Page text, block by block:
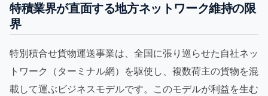
特積業界が直面する地方ネットワーク維持の限
界
特別積合せ貨物運送事業は、全国に張り巡らせた自社ネッ
トワーク（ターミナル網）を駆使し、複数荷主の貨物を混
載して運ぶビジネスモデルです。このモデルが利益を生む